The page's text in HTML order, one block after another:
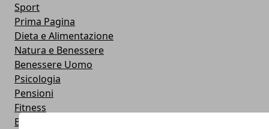
Sport
Prima Pagina
Dieta e Alimentazione
Natura e Benessere
Benessere Uomo
Psicologia
Pensioni
Fitness
Banche